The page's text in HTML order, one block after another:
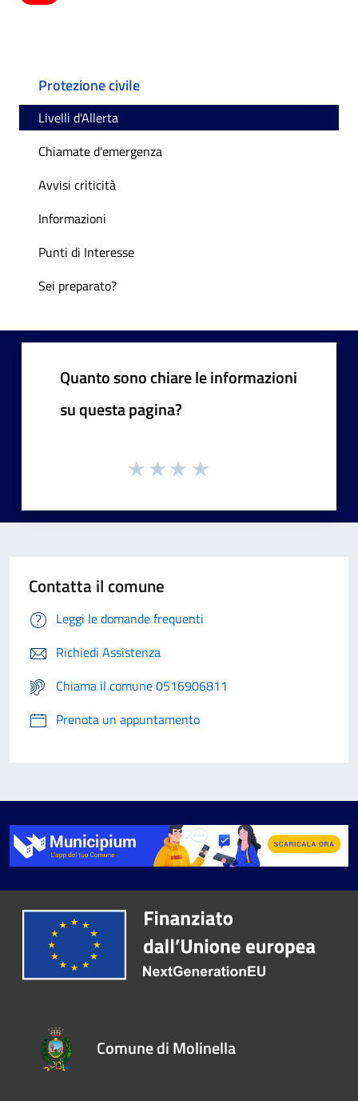
Protezione civile
Livelli d'Allerta
Chiamate d'emergenza
Avvisi criticità
Informazioni
Punti di Interesse
Sei preparato?
Quanto sono chiare le informazioni
su questa pagina?
Contatta il comune
Leggi le domande frequenti
Richiedi Assistenza
Chiama il comune 0516906811
Prenota un appuntamento
Comune di Molinella